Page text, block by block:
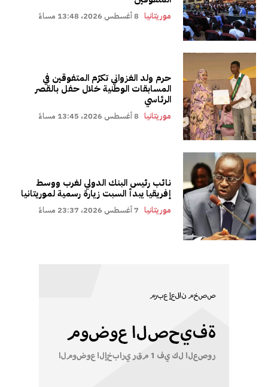
موريتانيا 8 أغسطس 2026، 13:48 مساءً
حرم ولد الغزواني تكرّم المتفوقين في
المسابقات الوطنية خلال حفل بالقصر
الرئاسي
موريتانيا 8 أغسطس 2026، 13:45 مساءً
نائب رئيس البنك الدولي لغرب ووسط
إفريقيا يبدأ السبت زيارة رسمية لموريتانيا
موريتانيا 7 أغسطس 2026، 23:37 مساءً